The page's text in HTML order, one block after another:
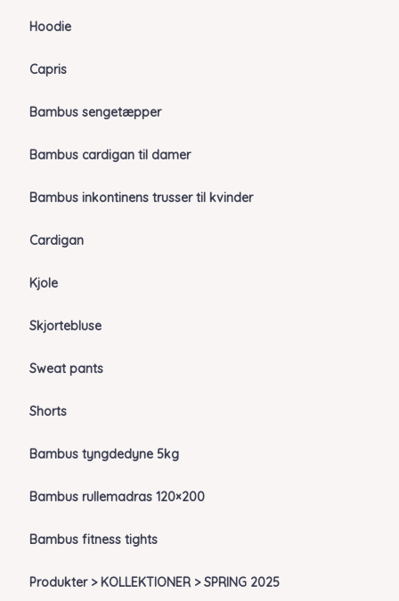
Hoodie
Capris
Bambus sengetæpper
Bambus cardigan til damer
Bambus inkontinens trusser til kvinder
Cardigan
Kjole
Skjortebluse
Sweat pants
Shorts
Bambus tyngdedyne 5kg
Bambus rullemadras 120×200
Bambus fitness tights
Produkter > KOLLEKTIONER > SPRING 2025